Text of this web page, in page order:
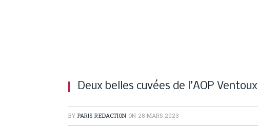
Deux belles cuvées de l’AOP Ventoux
BY PARIS REDACTION ON 28 MARS 2023